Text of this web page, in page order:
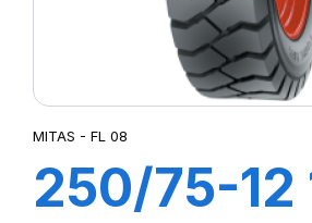
MITAS - FL 08
250/75-12